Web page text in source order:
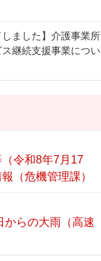
令和8年7月17
（危機管理課）
からの大雨（高速
しました】介護事業所
継続支援事業につい